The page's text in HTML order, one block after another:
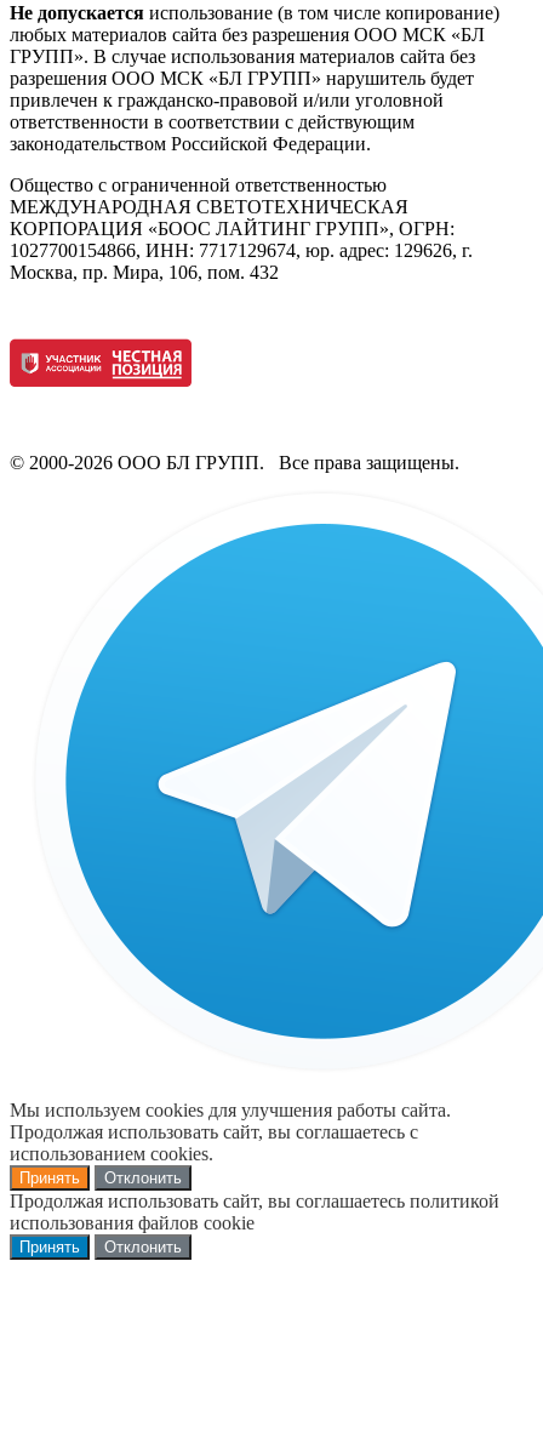
Не допускается использование (в том числе копирование)
любых материалов сайта без разрешения ООО МСК «БЛ
ГРУПП». В случае использования материалов сайта без
разрешения ООО МСК «БЛ ГРУПП» нарушитель будет
привлечен к гражданско-правовой и/или уголовной
ответственности в соответствии с действующим
законодательством Российской Федерации.
Общество с ограниченной ответственностью
МЕЖДУНАРОДНАЯ СВЕТОТЕХНИЧЕСКАЯ
КОРПОРАЦИЯ «БООС ЛАЙТИНГ ГРУПП», ОГРН:
1027700154866, ИНН: 7717129674, юр. адрес: 129626, г.
Москва, пр. Мира, 106, пом. 432
© 2000-2026 ООО БЛ ГРУПП. Все права защищены.
Мы используем cookies для улучшения работы сайта.
Продолжая использовать сайт, вы соглашаетесь с
использованием cookies.
Принять Отклонить
Продолжая использовать сайт, вы соглашаетесь политикой
использования файлов cookie
Принять Отклонить